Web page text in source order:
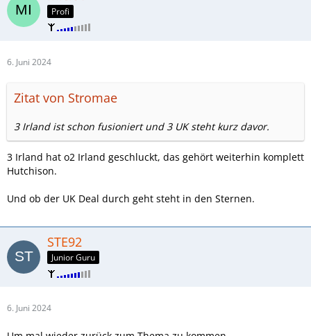
Profi
6. Juni 2024
Zitat von Stromae
3 Irland ist schon fusioniert und 3 UK steht kurz davor.
3 Irland hat o2 Irland geschluckt, das gehört weiterhin komplett
Hutchison.
Und ob der UK Deal durch geht steht in den Sternen.
STE92
Junior Guru
6. Juni 2024